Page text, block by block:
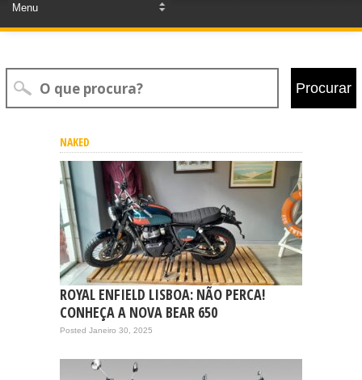
Procurar
NAKED
ROYAL ENFIELD LISBOA: NÃO PERCA!
CONHEÇA A NOVA BEAR 650
Posted Janeiro 30, 2025